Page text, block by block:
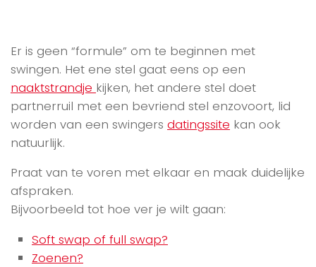
Er is geen “formule” om te beginnen met
swingen. Het ene stel gaat eens op een
naaktstrandje kijken, het andere stel doet
partnerruil met een bevriend stel enzovoort, lid
worden van een swingers datingssite kan ook
natuurlijk.
Praat van te voren met elkaar en maak duidelijke
afspraken.
Bijvoorbeeld tot hoe ver je wilt gaan:
Soft swap of full swap?
Zoenen?